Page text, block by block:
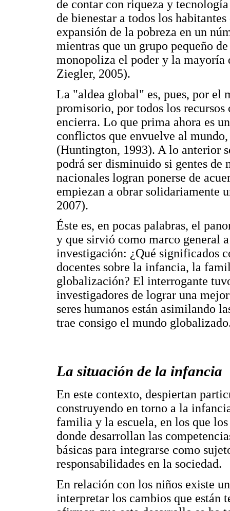
de contar con riqueza y
de bienestar a todos los
expansión de la pobreza en un
mientras que un grupo pequeño
monopoliza el poder y la
Ziegler, 2005).
La "aldea global" es, pues, por el
promisorio, por todos los
encierra. Lo que prima ahora es
conflictos que envuelve al
(Huntington, 1993). A lo anterior
podrá ser disminuido si gentes de
nacionales logran ponerse de
empiezan a obrar solidariamente
2007).
Éste es, en pocas palabras, el
y que sirvió como marco general
investigación: ¿Qué significados
docentes sobre la infancia, la
globalización? El interrogante
investigadores de lograr una
seres humanos están asimilando
trae consigo el mundo
La situación de la infancia
En este contexto, despiertan
construyendo en torno a la
familia y la escuela, en los que
donde desarrollan las
básicas para integrarse como
responsabilidades en la sociedad.
En relación con los niños existe
interpretar los cambios que están